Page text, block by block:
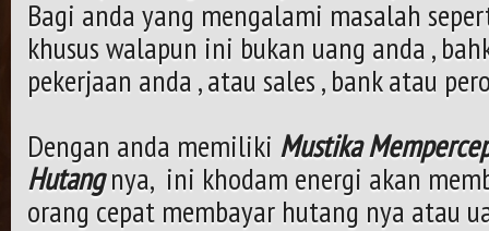
Bagi anda yang mengalami masalah
khusus walapun ini bukan uang anda ,
pekerjaan anda , atau sales , bank atau
Dengan anda memiliki Mustika
Hutangnya, ini khodam energi akan
orang cepat membayar hutang nya atau